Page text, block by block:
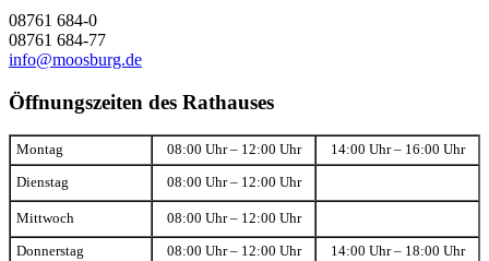
08761 684-0
08761 684-77
info@moosburg.de
Öffnungszeiten des Rathauses
Montag 08:00 Uhr – 12:00 Uhr 14:00 Uhr – 16:00 Uhr
Dienstag 08:00 Uhr – 12:00 Uhr
Mittwoch 08:00 Uhr – 12:00 Uhr
Donnerstag 08:00 Uhr – 12:00 Uhr 14:00 Uhr – 18:00 Uhr